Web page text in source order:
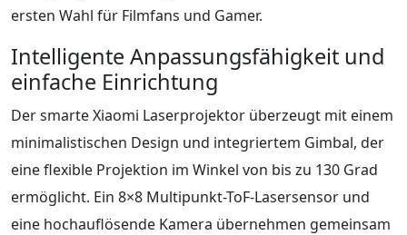
ersten Wahl für Filmfans und Gamer.
Intelligente Anpassungsfähigkeit und
einfache Einrichtung
Der smarte Xiaomi Laserprojektor überzeugt mit einem
minimalistischen Design und integriertem Gimbal, der
eine flexible Projektion im Winkel von bis zu 130 Grad
ermöglicht. Ein 8×8 Multipunkt-ToF-Lasersensor und
eine hochauflösende Kamera übernehmen gemeinsam